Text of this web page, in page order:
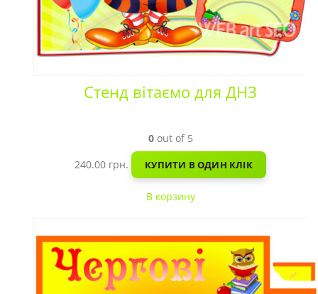
Стенд вітаємо для ДНЗ
0out of 5
240.00 грн. КУПИТИ В ОДИН КЛІК
В корзину